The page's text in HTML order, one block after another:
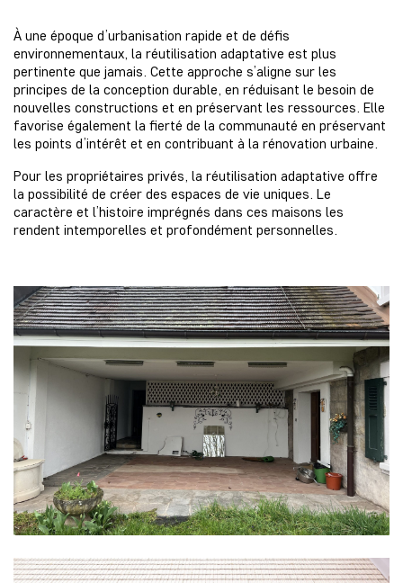
À une époque d’urbanisation rapide et de défis
environnementaux, la réutilisation adaptative est plus
pertinente que jamais. Cette approche s’aligne sur les
principes de la conception durable, en réduisant le besoin de
nouvelles constructions et en préservant les ressources. Elle
favorise également la fierté de la communauté en préservant
les points d’intérêt et en contribuant à la rénovation urbaine.
Pour les propriétaires privés, la réutilisation adaptative offre
la possibilité de créer des espaces de vie uniques. Le
caractère et l’histoire imprégnés dans ces maisons les
rendent intemporelles et profondément personnelles.